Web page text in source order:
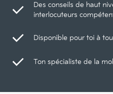
Des conseils de haut
interlocuteurs
Disponible pour toi à
Ton spécialiste de la